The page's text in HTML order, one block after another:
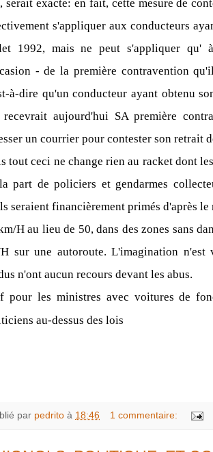
serait exacte: en fait, cette mesure de
s'appliquer aux conducteurs
1992, mais ne peut s'appliquer qu'
- de la première contravention
à-dire qu'un conducteur ayant obtenu
aujourd'hui SA première
un courrier pour contester son retrait
tout ceci ne change rien au racket dont
part de policiers et gendarmes
seraient financièrement primés d'après
H au lieu de 50, dans des zones sans
sur une autoroute. L'imagination
n'ont aucun recours devant les abus.
pour les ministres avec voitures de
au-dessus des lois
par pedrito à 18:46 1 commentaire: